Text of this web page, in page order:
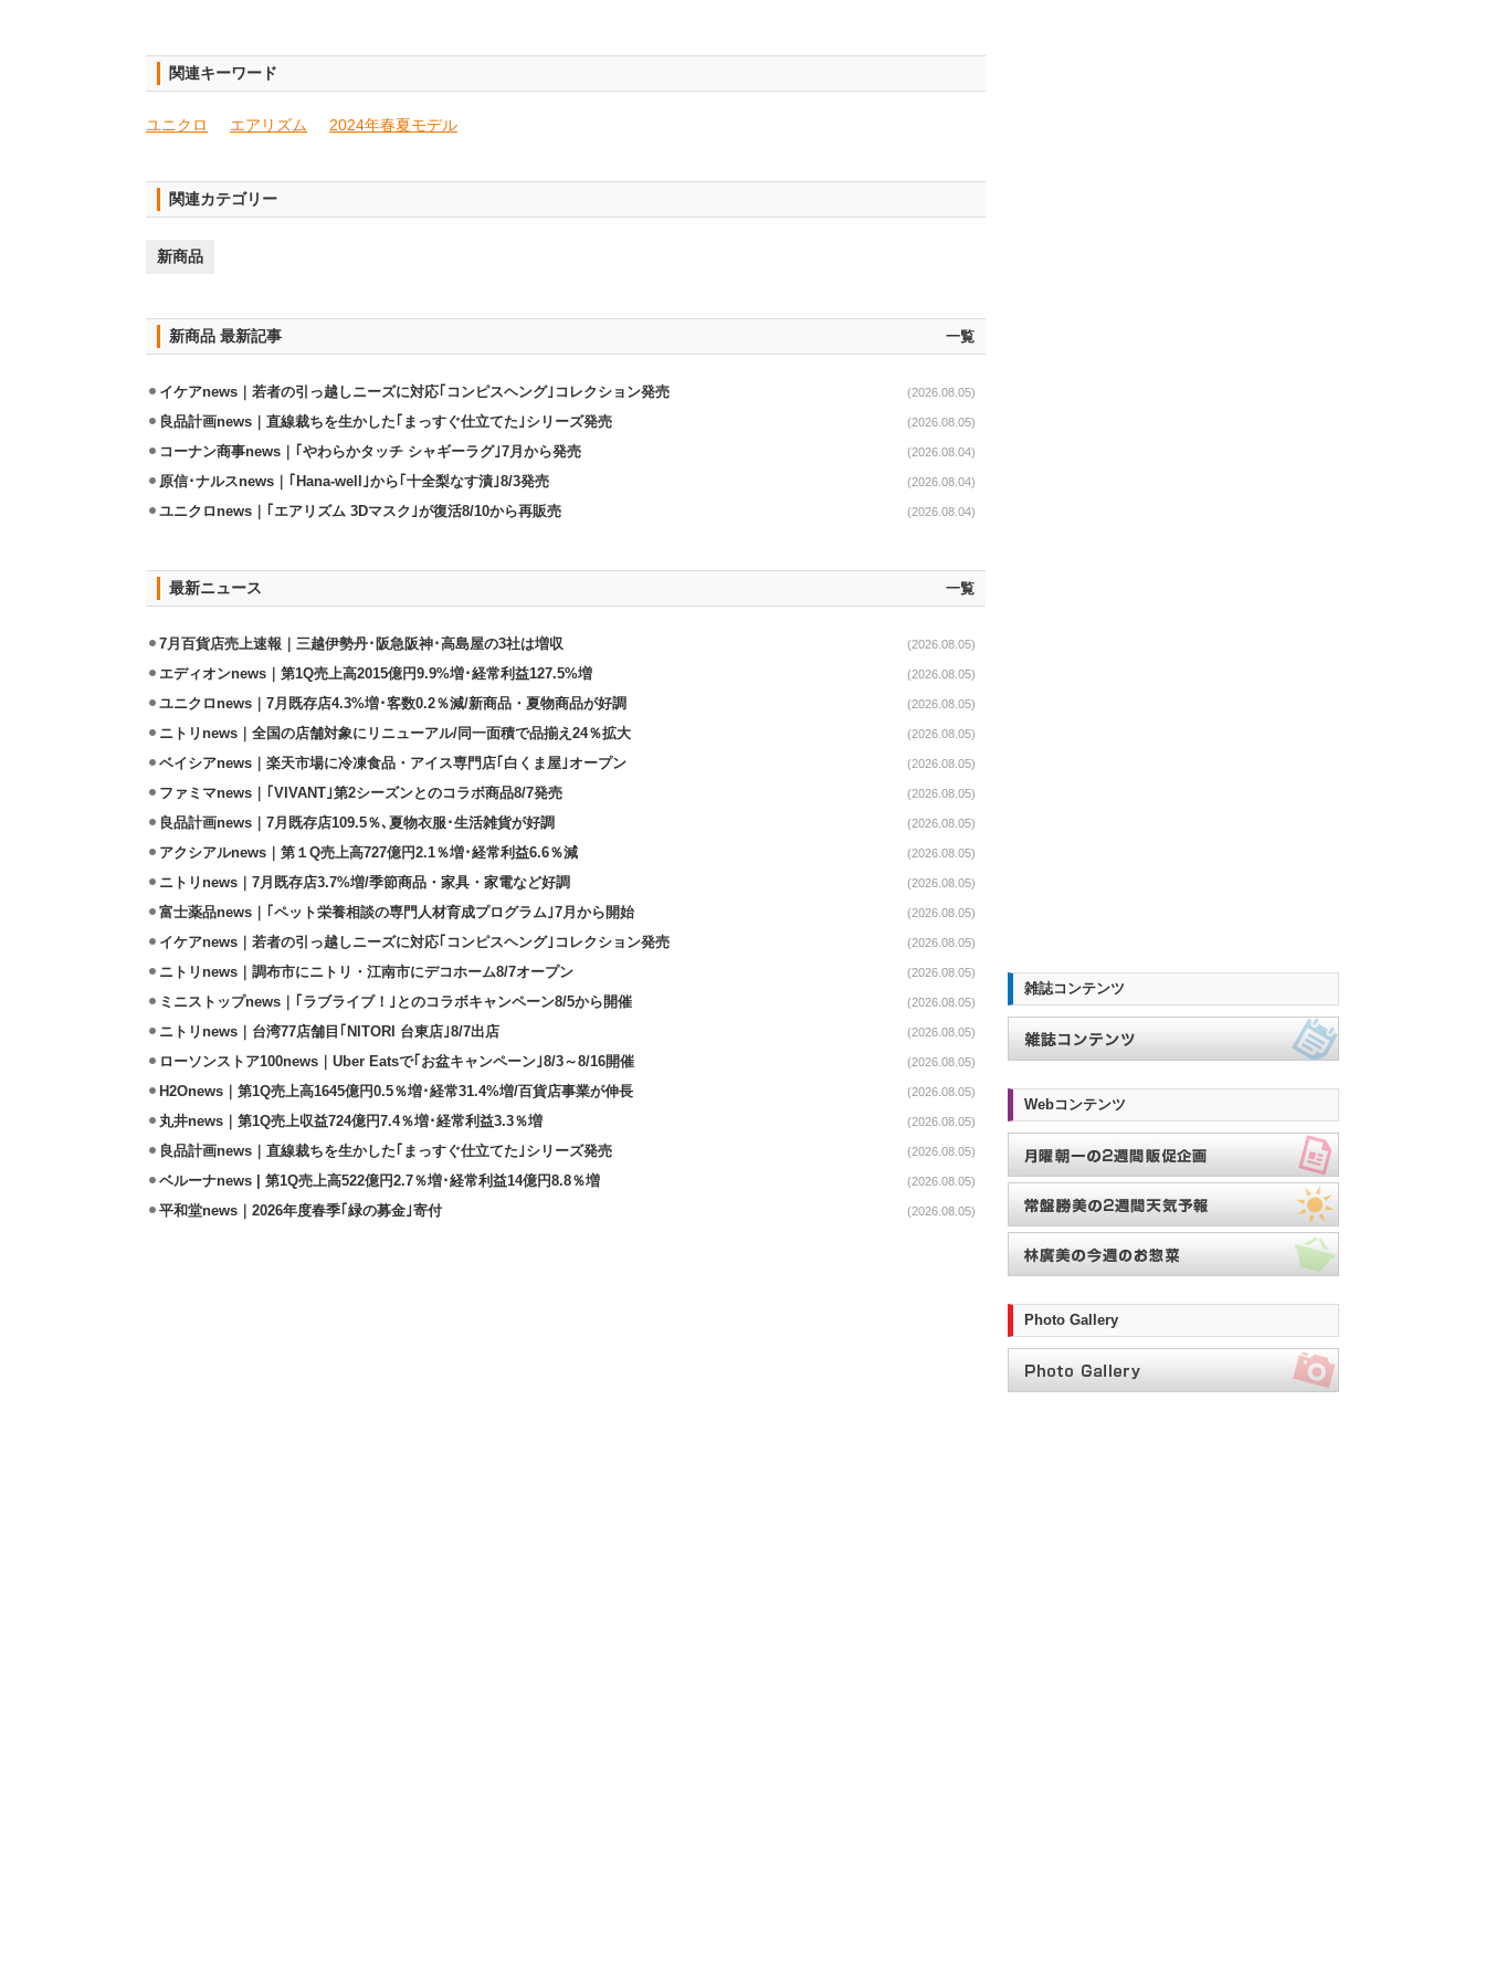
関連キーワード
ユニクロ エアリズム 2024年春夏モデル
関連カテゴリー
新商品
新商品 最新記事 一覧
イケアnews｜若者の引っ越しニーズに対応｢コンピスヘング｣コレクション発売 (2026.08.05)
良品計画news｜直線裁ちを生かした｢まっすぐ仕立てた｣シリーズ発売 (2026.08.05)
コーナン商事news｜｢やわらかタッチ シャギーラグ｣7月から発売 (2026.08.04)
原信･ナルスnews｜｢Hana-well｣から｢十全梨なす漬｣8/3発売 (2026.08.04)
ユニクロnews｜｢エアリズム 3Dマスク｣が復活8/10から再販売 (2026.08.04)
最新ニュース 一覧
7月百貨店売上速報｜三越伊勢丹･阪急阪神･高島屋の3社は増収 (2026.08.05)
エディオンnews｜第1Q売上高2015億円9.9%増･経常利益127.5%増 (2026.08.05)
ユニクロnews｜7月既存店4.3%増･客数0.2％減/新商品・夏物商品が好調 (2026.08.05)
ニトリnews｜全国の店舗対象にリニューアル/同一面積で品揃え24％拡大 (2026.08.05)
ベイシアnews｜楽天市場に冷凍食品・アイス専門店｢白くま屋｣オープン (2026.08.05)
ファミマnews｜｢VIVANT｣第2シーズンとのコラボ商品8/7発売 (2026.08.05)
良品計画news｜7月既存店109.5％､夏物衣服･生活雑貨が好調 (2026.08.05)
アクシアルnews｜第１Q売上高727億円2.1％増･経常利益6.6％減 (2026.08.05)
ニトリnews｜7月既存店3.7%増/季節商品・家具・家電など好調 (2026.08.05)
富士薬品news｜｢ペット栄養相談の専門人材育成プログラム｣7月から開始 (2026.08.05)
イケアnews｜若者の引っ越しニーズに対応｢コンピスヘング｣コレクション発売 (2026.08.05)
ニトリnews｜調布市にニトリ・江南市にデコホーム8/7オープン (2026.08.05)
ミニストップnews｜｢ラブライブ！｣とのコラボキャンペーン8/5から開催 (2026.08.05)
ニトリnews｜台湾77店舗目｢NITORI 台東店｣8/7出店 (2026.08.05)
ローソンストア100news｜Uber Eatsで｢お盆キャンペーン｣8/3～8/16開催 (2026.08.05)
H2Onews｜第1Q売上高1645億円0.5％増･経常31.4%増/百貨店事業が伸長 (2026.08.05)
丸井news｜第1Q売上収益724億円7.4％増･経常利益3.3％増 (2026.08.05)
良品計画news｜直線裁ちを生かした｢まっすぐ仕立てた｣シリーズ発売 (2026.08.05)
ベルーナnews | 第1Q売上高522億円2.7％増･経常利益14億円8.8％増 (2026.08.05)
平和堂news｜2026年度春季｢緑の募金｣寄付 (2026.08.05)
雑誌コンテンツ
Webコンテンツ
Photo Gallery